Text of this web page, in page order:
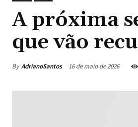
A próxima
que vão
By AdrianoSantos 16 de maio de 2026